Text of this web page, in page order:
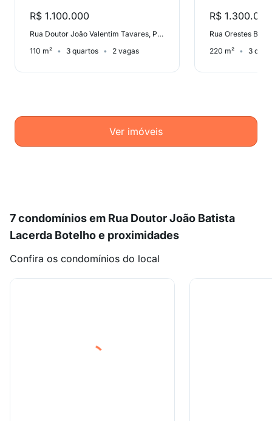
R$ 1.100.000
Rua Doutor João Valentim Tavares, Piratininga
110 m²
3 quartos 2 vagas
R$ 1.300.000
Rua Orestes
220 m²
3
Ver imóveis
7 condomínios em Rua Doutor João Batista
Lacerda Botelho e proximidades
Confira os condomínios do local